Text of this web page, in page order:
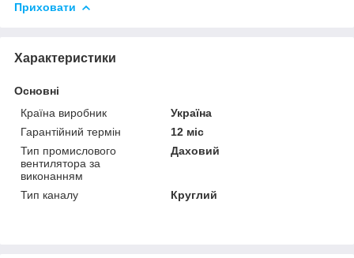
Приховати
Характеристики
Основні
Країна виробник
Україна
Гарантійний термін
12 міс
Тип промислового
вентилятора за
виконанням
Даховий
Тип каналу Круглий